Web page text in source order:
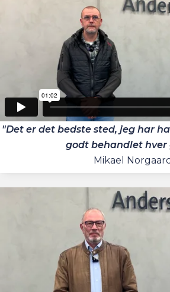
"Det er det bedste sted, jeg har
godt behandlet hver
Mikael Norgaard